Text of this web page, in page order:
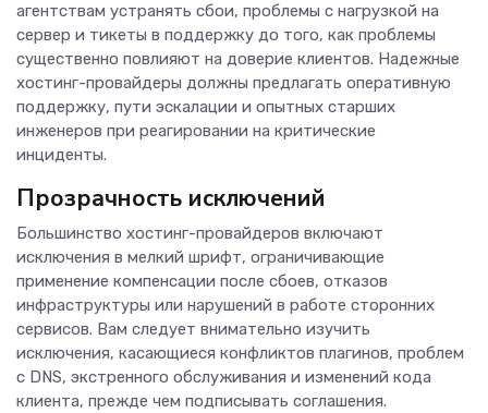
агентствам устранять сбои, проблемы с нагрузкой на
сервер и тикеты в поддержку до того, как проблемы
существенно повлияют на доверие клиентов. Надежные
хостинг-провайдеры должны предлагать оперативную
поддержку, пути эскалации и опытных старших
инженеров при реагировании на критические
инциденты.
Прозрачность исключений
Большинство хостинг-провайдеров включают
исключения в мелкий шрифт, ограничивающие
применение компенсации после сбоев, отказов
инфраструктуры или нарушений в работе сторонних
сервисов. Вам следует внимательно изучить
исключения, касающиеся конфликтов плагинов, проблем
с DNS, экстренного обслуживания и изменений кода
клиента, прежде чем подписывать соглашения.